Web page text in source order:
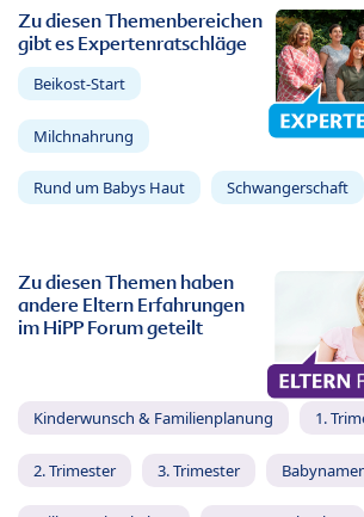
Zu diesen Themenbereichen
gibt es Expertenratschläge
Beikost-Start
Milchnahrung
Rund um Babys Haut Schwangerschaft
Zu diesen Themen haben
andere Eltern Erfahrungen
im HiPP Forum geteilt
Kinderwunsch & Familienplanung 1.
2. Trimester 3. Trimester